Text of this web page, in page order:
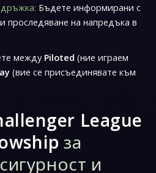
Бъдете информирани с
проследяване на напредъка в
между Piloted (ние играем
(вие се присъединявате към
League
за
и